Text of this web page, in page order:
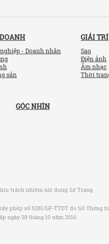
- Doanh nhân
sản
GIẢI TRÍ
Sao
Điện ảnh
Âm nhạc
Thời
GÓC NHÌN
trách nhiệm nội dung:Lê Trang
phép số 5281/GP-TTĐT do Sở Thông
ngày 28 tháng 10 năm 2016.